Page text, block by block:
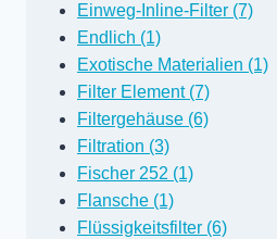
Einweg-Inline-Filter (7)
Endlich (1)
Exotische Materialien (1)
Filter Element (7)
Filtergehäuse (6)
Filtration (3)
Fischer 252 (1)
Flansche (1)
Flüssigkeitsfilter (6)